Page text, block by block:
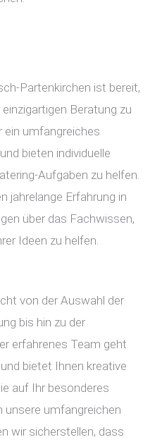
Partenkirchen ist bereit,
Beratung zu
ein umfangreiches
bieten individuelle
Aufgaben zu helfen.
jahrelange Erfahrung in
über das Fachwissen,
Ideen zu helfen.
von der Auswahl der
bis hin zu der
erfahrenes Team geht
bietet Ihnen kreative
auf Ihr besonderes
umfangreichen
wir sicherstellen, dass